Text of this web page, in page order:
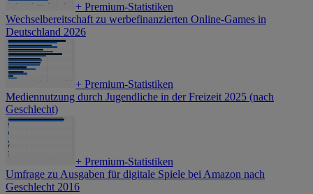
+ Premium-Statistiken
Wechselbereitschaft zu werbefinanzierten Online-Games in
Deutschland 2026
+ Premium-Statistiken
Mediennutzung durch Jugendliche in der Freizeit 2025 (nach
Geschlecht)
+ Premium-Statistiken
Umfrage zu Ausgaben für digitale Spiele bei Amazon nach
Geschlecht 2016